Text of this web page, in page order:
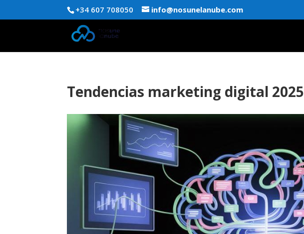
+34 607 708050 info@nosunelanube.com
Tendencias marketing digital 2025